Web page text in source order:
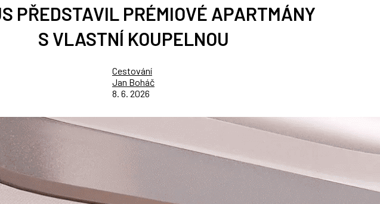
PŘEDSTAVIL PRÉMIOVÉ APARTMÁNY
S VLASTNÍ KOUPELNOU
Cestování
Jan Boháč
8. 6. 2026